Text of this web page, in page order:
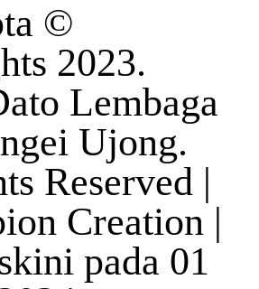
©
2023.
Lembaga
Ujong.
Reserved |
Creation |
pada 01